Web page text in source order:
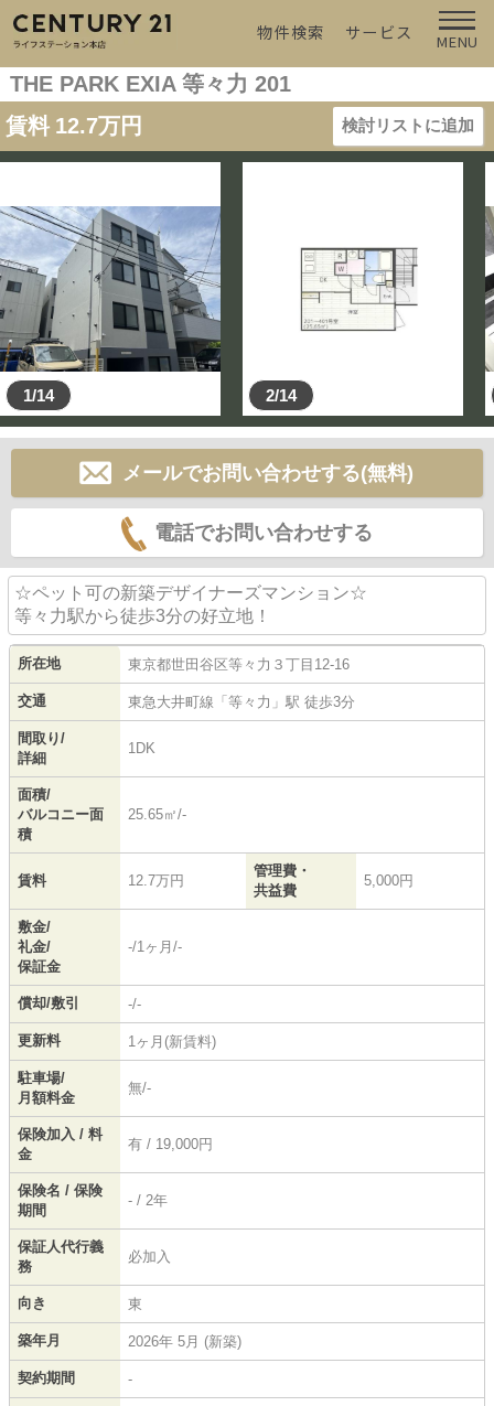
物件検索 サービス MENU
THE PARK EXIA 等々力 201
賃料 12.7万円 検討リストに追加
1/14 2/14
メールでお問い合わせする(無料)
電話でお問い合わせする
☆ペット可の新築デザイナーズマンション☆
等々力駅から徒歩3分の好立地！
所在地 東京都世田谷区等々力 ３丁目12-16
交通 東急大井町線 「 等々力 」駅 徒歩3分
間取り/
詳細
1DK
面積/
バルコニー面
積
25.65㎡/-
賃料 12.7万円
管理費・
共益費
5,000円
敷金/
礼金/
保証金
-/1ヶ月/-
償却/敷引 -/-
更新料 1ヶ月(新賃料)
駐車場/
月額料金
無/-
保険加入 / 料
金
有 / 19,000円
保険名 / 保険
期間
- / 2年
保証人代行義
務
必加入
向き 東
築年月 2026年 5月 (新築)
契約期間 -